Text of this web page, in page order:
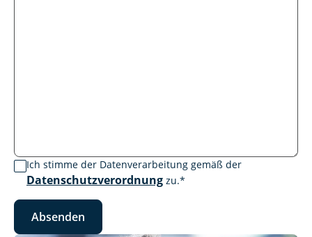
Ich stimme der Datenverarbeitung gemäß der
Datenschutzverordnung zu.*
Absenden